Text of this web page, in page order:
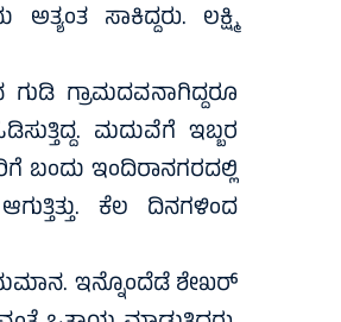
ಸಾಕಿದ್ದರು. ಲಕ್ಷ್ಮಿ
ಗ್ರಾಮದವನಾಗಿದ್ದರೂ
ಮದುವೆಗೆ ಇಬ್ಬರ
ಬಂದು ಇಂದಿರಾನಗರದಲ್ಲಿ
ಕೆಲ ದಿನಗಳಿಂದ
ಇನ್ನೊಂದೆಡೆ ಶೇಖರ್